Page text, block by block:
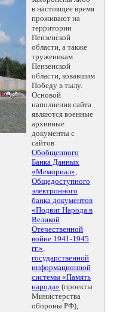
в настоящее время
проживают на
территории
Пензенской
области, а также
труженикам
Пензенской
области, ковавшим
Победу в тылу.
Основой
наполнения сайта
являются военные
архивные
документы с
сайтов
Обобщенного
Банка Данных
«Мемориал»,
Общедоступного
электронного
банка документов
«Подвиг Народа в
Великой
Отечественной
войне 1941-1945
гг.»,
государственной
информационной
системы «Память
народа» (проекты
Министерства
обороны РФ),